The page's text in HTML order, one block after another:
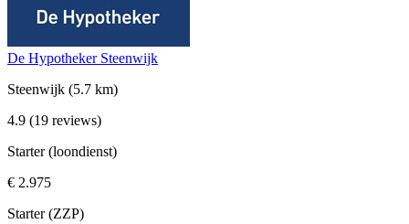
De Hypotheker Steenwijk
Steenwijk (5.7 km)
4.9 (19 reviews)
Starter (loondienst)
€ 2.975
Starter (ZZP)